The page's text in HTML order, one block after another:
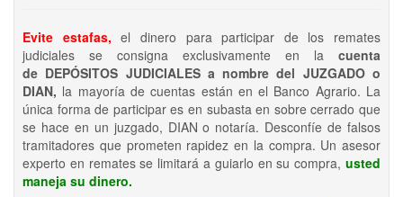
Evite estafas, el dinero para participar de los remates
judiciales se consigna exclusivamente en la cuenta
de DEPÓSITOS JUDICIALES a nombre del JUZGADO o
DIAN, la mayoría de cuentas están en el Banco Agrario. La
única forma de participar es en subasta en sobre cerrado que
se hace en un juzgado, DIAN o notaría. Desconfíe de falsos
tramitadores que prometen rapidez en la compra. Un asesor
experto en remates se limitará a guiarlo en su compra, usted
maneja su dinero.